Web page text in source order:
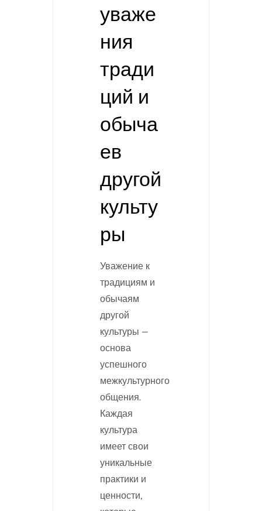
уваже
ния
тради
ций и
обыча
ев
другой
культу
ры
Уважение к
традициям и
обычаям
другой
культуры —
основа
успешного
межкультурного
общения.
Каждая
культура
имеет свои
уникальные
практики и
ценности,